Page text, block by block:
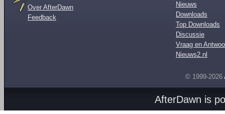
Over AfterDawn
Feedback
Nieuws
Downloads
Top Downloads
Discussie
Vraag en
Nieuws2.nl
© 1999-2026
AfterDawn is